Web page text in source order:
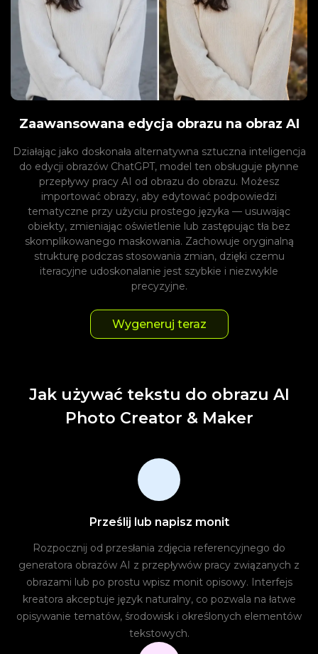
Zaawansowana edycja obrazu na obraz AI
Działając jako doskonała alternatywna sztuczna inteligencja
do edycji obrazów ChatGPT, model ten obsługuje płynne
przepływy pracy AI od obrazu do obrazu. Możesz
importować obrazy, aby edytować podpowiedzi
tematyczne przy użyciu prostego języka — usuwając
obiekty, zmieniając oświetlenie lub zastępując tła bez
skomplikowanego maskowania. Zachowuje oryginalną
strukturę podczas stosowania zmian, dzięki czemu
iteracyjne udoskonalanie jest szybkie i niezwykle
precyzyjne.
Wygeneruj teraz
Jak używać tekstu do obrazu AI
Photo Creator & Maker
Prześlij lub napisz monit
Rozpocznij od przesłania zdjęcia referencyjnego do
generatora obrazów AI z przepływów pracy związanych z
obrazami lub po prostu wpisz monit opisowy. Interfejs
kreatora akceptuje język naturalny, co pozwala na łatwe
opisywanie tematów, środowisk i określonych elementów
tekstowych.